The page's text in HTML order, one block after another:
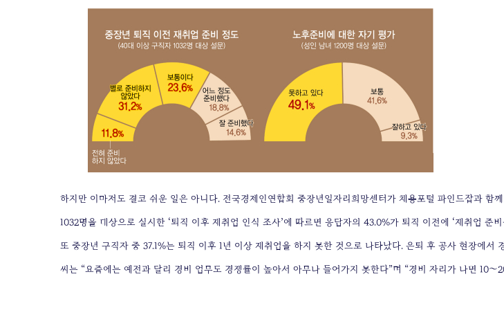
하지만 이마저도 결코 쉬운 일은 아니다. 전국경제인연합회 중장년일자리희망센터가 채용포털 파인드잡과 함
1032명을 대상으로 실시한 ‘퇴직 이후 재취업 인식 조사’에 따르면 응답자의 43.0%가 퇴직 이전에 ‘재취업 준
또 중장년 구직자 중 37.1%는 퇴직 이후 1년 이상 재취업을 하지 못한 것으로 나타났다. 은퇴 후 공사 현장에서
씨는 “요즘에는 예전과 달리 경비 업무도 경쟁률이 높아서 아무나 들어가지 못한다”며 “경비 자리가 나면